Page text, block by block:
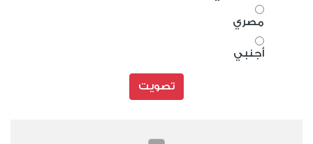
مصري
أجنبي
تصويت